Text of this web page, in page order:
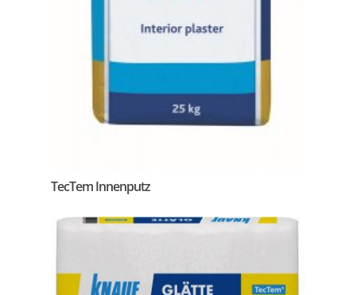
TecTem Innenputz